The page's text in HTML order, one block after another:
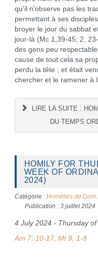
qu'il n'observe pas les
permettant à ses
broyer le jour du sabbat
jour-là (Mc 1,39-45; 2,
des gens peu
cause de tout cela sa
perdu la tête ; et était
chercher et le ramener à
LIRE LA SUITE :
DU TEMPS
HOMILY FOR
WEEK OF
2024)
Catégorie : Homélies de Dom
Publication : 3 juillet 2024
4 July 2024 - Thursday
Am 7, 10-17; Mt 9, 1-8